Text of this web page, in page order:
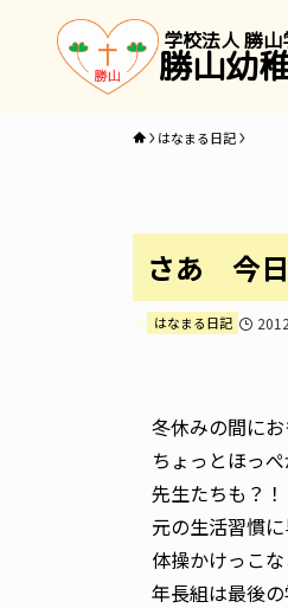
学校法人 勝山
勝山幼
はなまる日記
さあ 今
はなまる日記
冬休みの間に
ちょっとほっ
先生たちも？！
元の生活習慣
体操かけっこ
年長組は最後の